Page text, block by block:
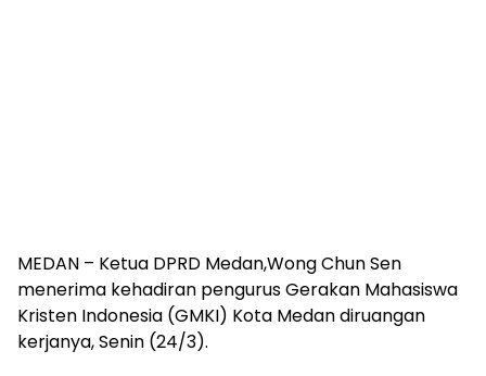
MEDAN – Ketua DPRD Medan,Wong Chun Sen
menerima kehadiran pengurus Gerakan Mahasiswa
Kristen Indonesia (GMKI) Kota Medan diruangan
kerjanya, Senin (24/3).